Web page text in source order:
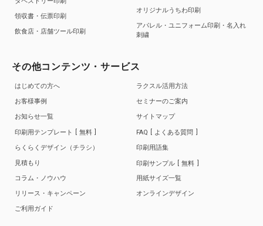
領収書・伝票印刷
飲食店・店舗ツール印刷
オリジナルうちわ印刷
アパレル・ユニフォーム印刷・名入れ
刺繍
その他コンテンツ・サービス
はじめての方へ
お客様事例
お知らせ一覧
印刷用テンプレート
無料
らくらくデザイン（チラシ）
見積もり
コラム・ノウハウ
リリース・キャンペーン
ご利用ガイド
ラクスル活用方法
セミナーのご案内
サイトマップ
FAQ
よくある質問
印刷用語集
印刷サンプル
無料
用紙サイズ一覧
オンラインデザイン